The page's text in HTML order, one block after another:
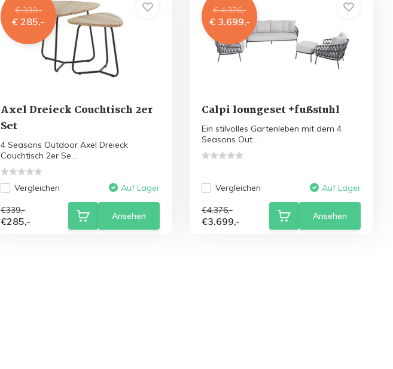
€ 339,-
€ 285,-
Axel Dreieck Couchtisch 2er
Set
4 Seasons Outdoor Axel Dreieck
Couchtisch 2er Se...
Vergleichen Auf Lager
€339,-
€285,- Ansehen
€ 4.376,-
€ 3.699,-
Calpi loungeset +fußstuhl
Ein stilvolles Gartenleben mit dem 4
Seasons Out...
Vergleichen Auf Lager
€4.376,-
€3.699,- Ansehen